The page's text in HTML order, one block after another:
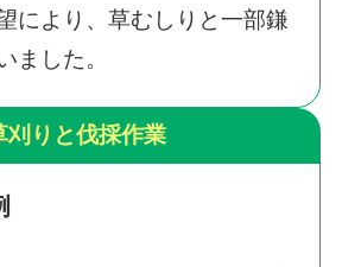
により、草むしりと一部鎌
ました。
刈りと伐採作業